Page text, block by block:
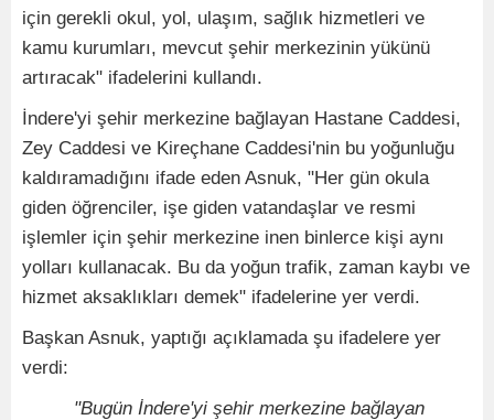
için gerekli okul, yol, ulaşım, sağlık hizmetleri ve
kamu kurumları, mevcut şehir merkezinin yükünü
artıracak" ifadelerini kullandı.
İndere'yi şehir merkezine bağlayan Hastane Caddesi,
Zey Caddesi ve Kireçhane Caddesi'nin bu yoğunluğu
kaldıramadığını ifade eden Asnuk, "Her gün okula
giden öğrenciler, işe giden vatandaşlar ve resmi
işlemler için şehir merkezine inen binlerce kişi aynı
yolları kullanacak. Bu da yoğun trafik, zaman kaybı ve
hizmet aksaklıkları demek" ifadelerine yer verdi.
Başkan Asnuk, yaptığı açıklamada şu ifadelere yer
verdi:
"Bugün İndere'yi şehir merkezine bağlayan